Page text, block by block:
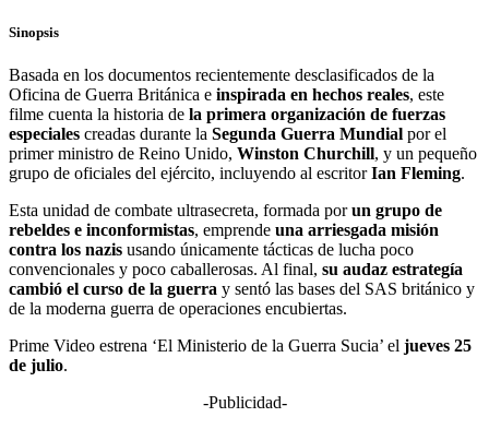
Sinopsis
Basada en los documentos recientemente desclasificados de la
Oficina de Guerra Británica e inspirada en hechos reales, este
filme cuenta la historia de la primera organización de fuerzas
especiales creadas durante la Segunda Guerra Mundial por el
primer ministro de Reino Unido, Winston Churchill, y un pequeño
grupo de oficiales del ejército, incluyendo al escritorIan Fleming.
Esta unidad de combate ultrasecreta, formada porun grupo de
rebeldes e inconformistas, emprende una arriesgada misión
contra los nazis usando únicamente tácticas de lucha poco
convencionales y poco caballerosas. Al final, su audaz estrategía
cambió el curso de la guerra y sentó las bases del SAS británico y
de la moderna guerra de operaciones encubiertas.
Prime Video estrena ‘El Ministerio de la Guerra Sucia’ el jueves 25
de julio.
-Publicidad-